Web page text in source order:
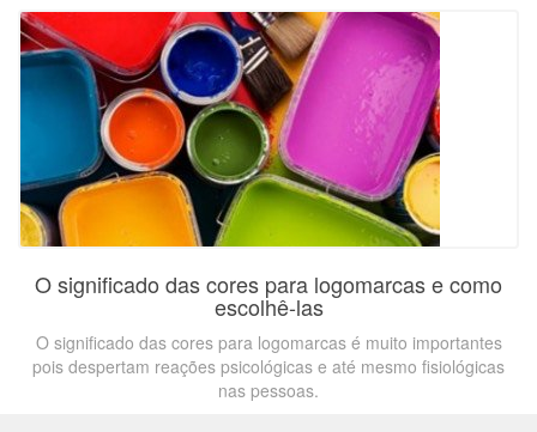
O significado das cores para logomarcas e como
escolhê-las
O significado das cores para logomarcas é muito importantes
pois despertam reações psicológicas e até mesmo fisiológicas
nas pessoas.